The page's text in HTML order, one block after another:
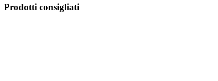
Prodotti consigliati